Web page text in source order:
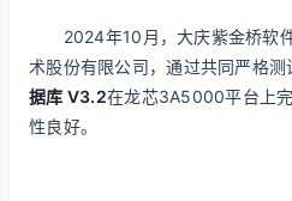
2024年10月，大庆紫金桥软件
术股份有限公司，通过共同严格测
据库 V3.2在龙芯3A5000平台上
性良好。